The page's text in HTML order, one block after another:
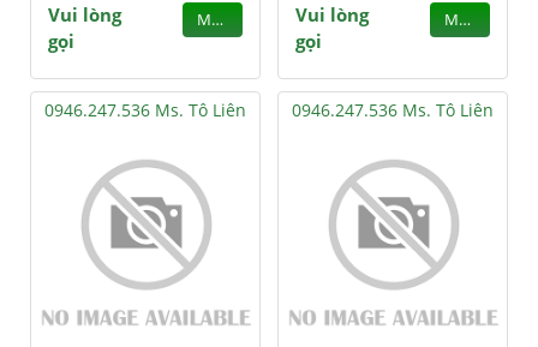
Vui lòng
gọi
MUA
Vui lòng
gọi
MUA
0946.247.536 Ms. Tô Liên 0946.247.536 Ms. Tô Liên